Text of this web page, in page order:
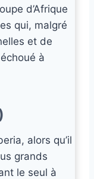
d’Afrique
qui, malgré
et de
à
alors qu’il
grands
le seul à